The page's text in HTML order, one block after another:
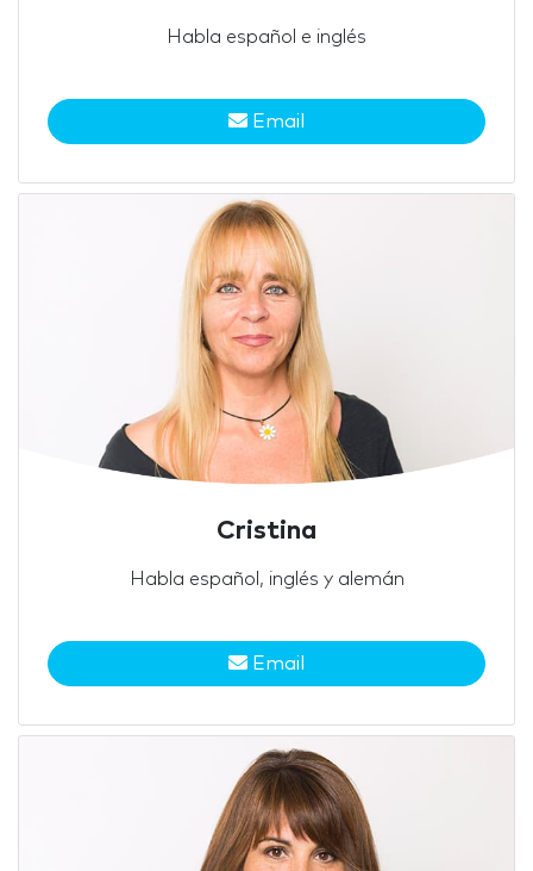
Habla español e inglés
Email
Cristina
Habla español, inglés y alemán
Email